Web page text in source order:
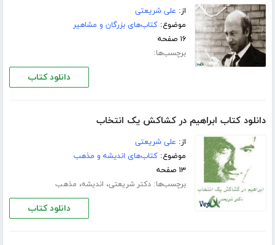
از: علی شریعتی
موضوع:کتاب‌های بزرگان و مشاهیر
۱۶ صفحه
برچسب‌ها:
دانلود کتاب
دانلود کتاب ابراهیم در کشاکش یک انتخاب
از: علی شریعتی
موضوع:کتاب‌های اندیشه و مذهب
۱۳ صفحه
برچسب‌ها:دکتر شریعتی، اندیشه، مذهب
دانلود کتاب